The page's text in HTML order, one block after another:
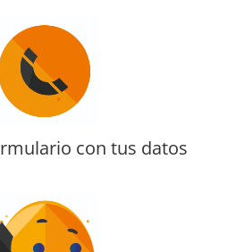
con tus datos